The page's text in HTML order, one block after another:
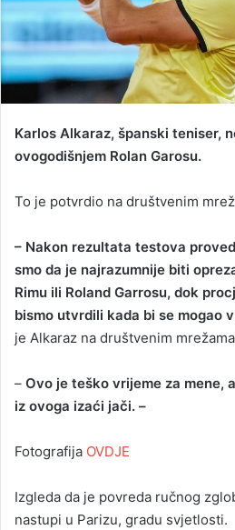
Karlos Alkaraz, španski teniser,
ovogodišnjem Rolan Garosu.
To je potvrdio na društvenim
– Nakon rezultata testova
smo da je najrazumnije biti
Rimu ili Roland Garrosu, dok
bismo utvrdili kada bi se mogao
je Alkaraz na društvenim
– Ovo je teško vrijeme za mene,
iz ovoga izaći jači. –
Fotografija OVDJE
Izgleda da je povreda ručnog
nastupi u Parizu, gradu svjetlosti.